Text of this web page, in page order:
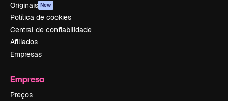
Originais New
Política de cookies
Central de confiabilidade
Afiliados
Empresas
Empresa
Preços